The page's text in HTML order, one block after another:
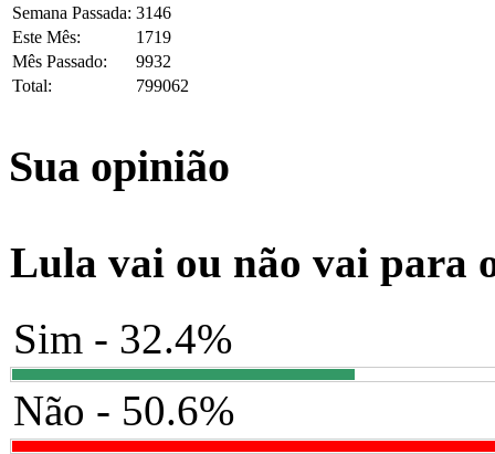
Semana Passada: 3146
Este Mês:
1719
Mês Passado:
9932
Total:
799062
Sua opinião
Lula vai ou não vai para
Sim - 32.4%
Não - 50.6%